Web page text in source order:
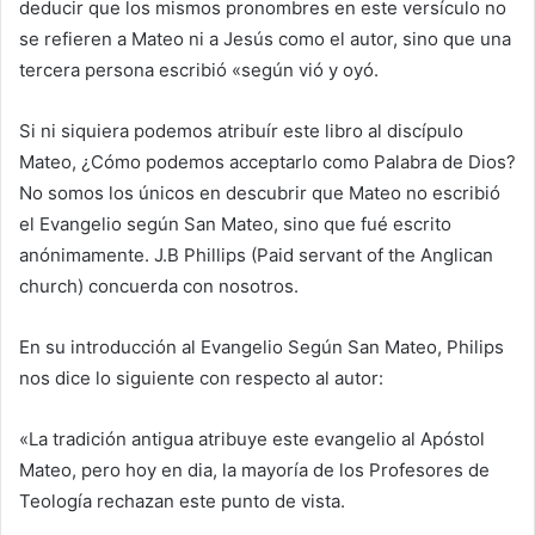
deducir que los mismos pronombres en este versículo no
se refieren a Mateo ni a Jesús como el autor, sino que una
tercera persona escribió «según vió y oyó.
Si ni siquiera podemos atribuír este libro al discípulo
Mateo, ¿Cómo podemos acceptarlo como Palabra de Dios?
No somos los únicos en descubrir que Mateo no escribió
el Evangelio según San Mateo, sino que fué escrito
anónimamente. J.B Phillips (Paid servant of the Anglican
church) concuerda con nosotros.
En su introducción al Evangelio Según San Mateo, Philips
nos dice lo siguiente con respecto al autor:
«La tradición antigua atribuye este evangelio al Apóstol
Mateo, pero hoy en dia, la mayoría de los Profesores de
Teología rechazan este punto de vista.